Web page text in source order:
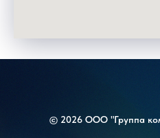
© 2026 ООО "Группа